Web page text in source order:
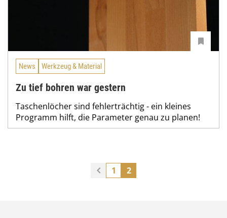
News Werkzeug & Material
Zu tief bohren war gestern
Taschenlöcher sind fehlerträchtig - ein kleines
Programm hilft, die Parameter genau zu planen!
1 2